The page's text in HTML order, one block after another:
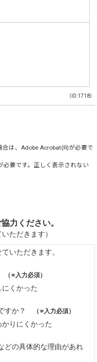
（ID:1718）
は、 Adobe Acrobat(R)が必要で
必要です。正しく表示されない